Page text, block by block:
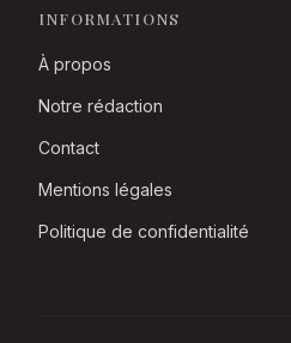
INFORMATIONS
À propos
Notre rédaction
Contact
Mentions légales
Politique de confidentialité